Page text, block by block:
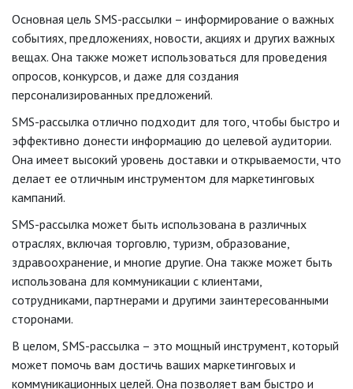
Основная цель SMS-рассылки – информирование о важных
событиях, предложениях, новости, акциях и других важных
вещах. Она также может использоваться для проведения
опросов, конкурсов, и даже для создания
персонализированных предложений.
SMS-рассылка отлично подходит для того, чтобы быстро и
эффективно донести информацию до целевой аудитории.
Она имеет высокий уровень доставки и открываемости, что
делает ее отличным инструментом для маркетинговых
кампаний.
SMS-рассылка может быть использована в различных
отраслях, включая торговлю, туризм, образование,
здравоохранение, и многие другие. Она также может быть
использована для коммуникации с клиентами,
сотрудниками, партнерами и другими заинтересованными
сторонами.
В целом, SMS-рассылка – это мощный инструмент, который
может помочь вам достичь ваших маркетинговых и
коммуникационных целей. Она позволяет вам быстро и